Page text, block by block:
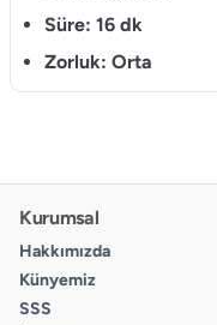
4.
A
5.
A
B
Süre: 16 dk
Zorluk: Orta
Kurumsal
Hakkımızda
Künyemiz
SSS